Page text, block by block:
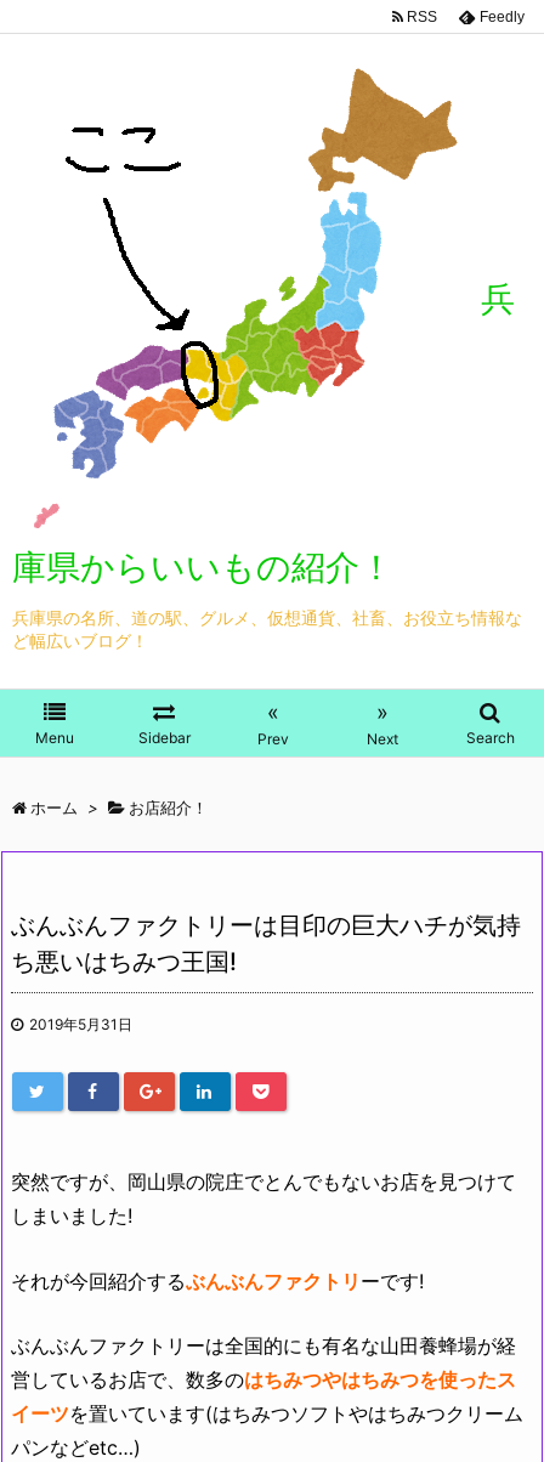
兵
庫県からいいもの紹介！
兵庫県の名所、道の駅、グルメ、仮想通貨、社畜、お役立ち情報な
ど幅広いブログ！
Menu Sidebar
«
Prev
»
Next Search
RSS Feedly
ホーム > お店紹介！
ぶんぶんファクトリーは目印の巨大ハチが気持
ち悪いはちみつ王国!
2019年5月31日
突然ですが、岡山県の院庄でとんでもないお店を見つけて
しまいました!
それが今回紹介するぶんぶんファクトリ ーです!
ぶんぶんファクトリーは全国的にも有名な山田養蜂場が経
営しているお店で、数多のはちみつやはちみつを使ったス
イーツを置いています(はちみつソフトやはちみつクリーム
パンなどetc…)